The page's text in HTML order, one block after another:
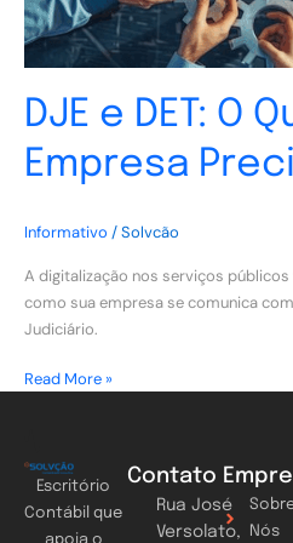
DJE e DET: O
Empresa
Informativo /Solvcão
A digitalização nos serviços
como sua empresa se comunica
Judiciário.
Read More »
Escritório
Contábil que
Contato
Rua José
Versolato,
Nós